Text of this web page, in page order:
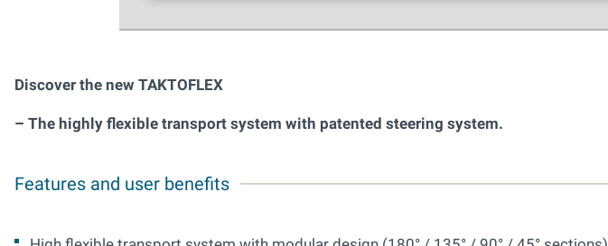
Discover the new TAKTOFLEX
– The highly flexible transport system with patented steering system.
Features and user benefits